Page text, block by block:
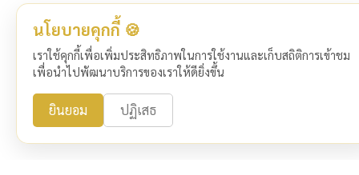
นโยบายคุกกี้ 🍪
เราใช้คุกกี้เพื่อเพิ่มประสิทธิภาพในการใช้งานและเก็บสถิติการเข้าชม
เพื่อนำไปพัฒนาบริการของเราให้ดียิ่งขึ้น
ยินยอม ปฏิเสธ